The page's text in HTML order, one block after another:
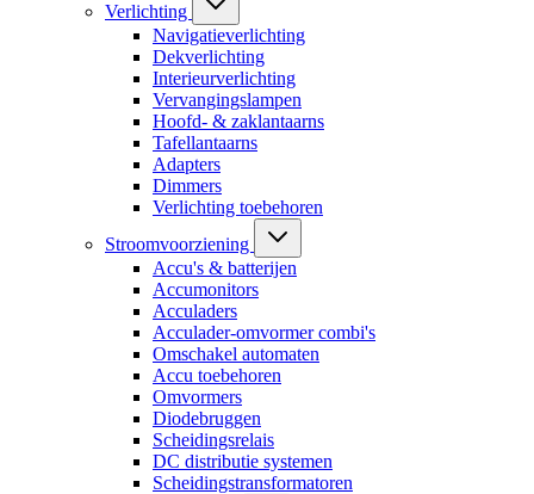
Verlichting
Navigatieverlichting
Dekverlichting
Interieurverlichting
Vervangingslampen
Hoofd- & zaklantaarns
Tafellantaarns
Adapters
Dimmers
Verlichting toebehoren
Stroomvoorziening
Accu's & batterijen
Accumonitors
Acculaders
Acculader-omvormer combi's
Omschakel automaten
Accu toebehoren
Omvormers
Diodebruggen
Scheidingsrelais
DC distributie systemen
Scheidingstransformatoren